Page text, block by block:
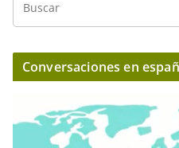
Conversaciones en
e